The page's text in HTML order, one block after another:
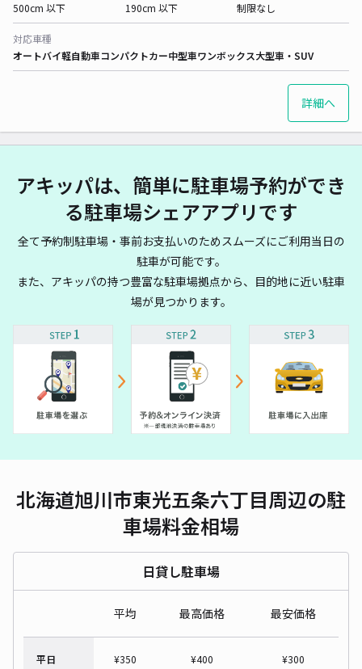
500cm 以下
190cm 以下
制限なし
対応車種
オートバイ軽自動車コンパクトカー中型車ワンボックス大型車・SUV
詳細へ
アキッパは、簡単に駐車場予約ができ
る駐車場シェアアプリです
全て予約制駐車場・事前お支払いのためスムーズにご利用当日の
駐車が可能です。
また、アキッパの持つ豊富な駐車場拠点から、目的地に近い駐車
場が見つかります。
北海道旭川市東光五条六丁目周辺の駐
車場料金相場
日貸し駐車場
平均 最高価格 最安価格
平日 ¥350 ¥400 ¥300